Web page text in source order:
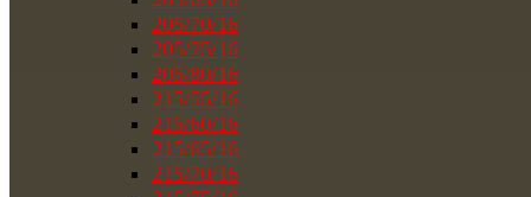
205/70/16
205/75/16
205/80/16
215/55/16
215/60/16
215/65/16
215/70/16